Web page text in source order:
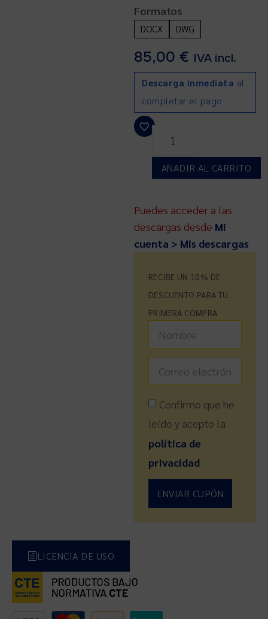
Formatos
DOCX DWG
85,00 € IVA incl.
Descarga inmediata al
completar el pago
AÑADIR AL CARRITO
Puedes acceder a las
descargas desde Mi
cuenta > Mis descargas
RECIBE UN 10% DE
DESCUENTO PARA TU
PRIMERA COMPRA
Confirmo que he
leído y acepto la
política de
privacidad
ENVIAR CUPÓN
LICENCIA DE USO